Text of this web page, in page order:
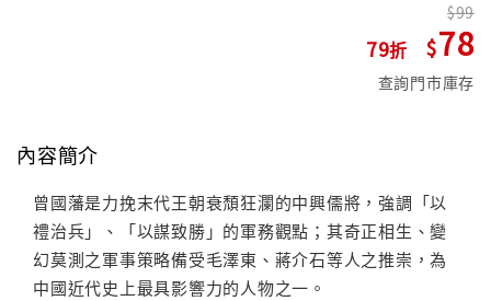
79
99
78
查詢門市庫存
內容簡介
曾國藩是力挽末代王朝衰頹狂瀾的中興儒將，強調「以
禮治兵」、「以謀致勝」的軍務觀點；其奇正相生、變
幻莫測之軍事策略備受毛澤東、蔣介石等人之推崇，為
中國近代史上最具影響力的人物之一。